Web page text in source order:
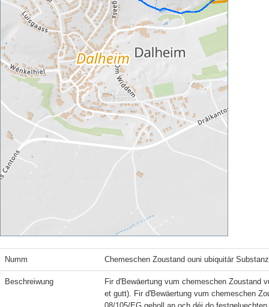
Numm Chemeschen Zoustand ouni ubiquitär
Beschreiwung
Fir d'Bewäertung vum chemeschen Zoustand
et gutt). Fir d'Bewäertung vum chemeschen